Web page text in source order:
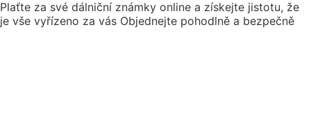
Plaťte za své dálniční známky online a získejte jistotu, že
je vše vyřízeno za vás Objednejte pohodlně a bezpečně